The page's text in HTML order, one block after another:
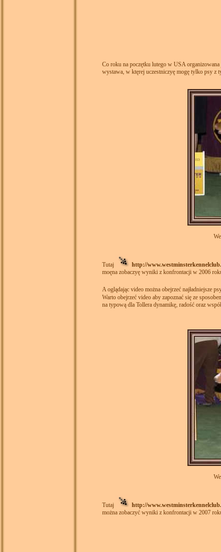
Co roku na poczętku lutego w USA
wystawa, w ktęrej uczestniczyę mogę tylko psy z
Tutaj
http://
moęna zobaczyę wyniki z konfrontacji w 2006
A oglądając video można obejrzeć najładniejsze
Warto obejrzeć video aby zapoznać się ze
na typową dla Tollera dynamikę, radość oraz
Tutaj
http://
można zobaczyć wyniki z konfrontacji w 2007